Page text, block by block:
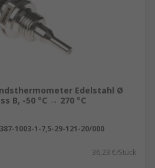
Edelstahl Ø
B, -50 °C → 270 °C
1003-1-7,5-29-121-20/000
36,23 €/Stück